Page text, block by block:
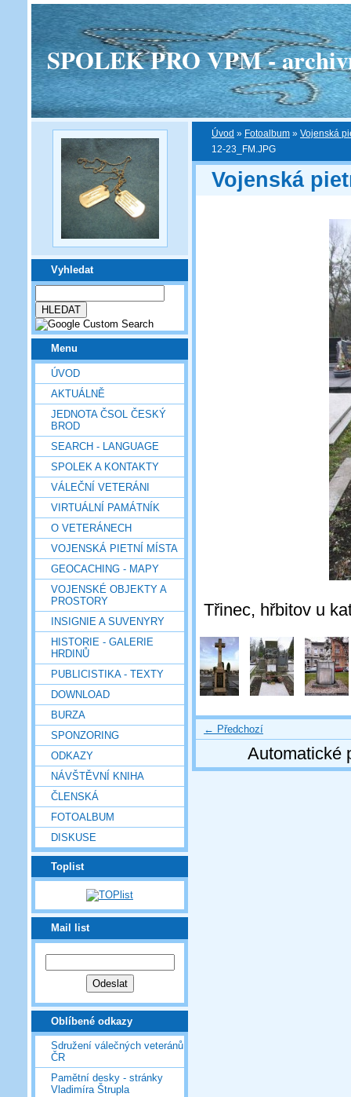
SPOLEK PRO VPM -
Vyhledat
Menu
ÚVOD
AKTUÁLNĚ
JEDNOTA ČSOL ČESKÝ
BROD
SEARCH - LANGUAGE
SPOLEK A KONTAKTY
VÁLEČNÍ VETERÁNI
VIRTUÁLNÍ PAMÁTNÍK
O VETERÁNECH
VOJENSKÁ PIETNÍ MÍSTA
GEOCACHING - MAPY
VOJENSKÉ OBJEKTY A
PROSTORY
INSIGNIE A SUVENYRY
HISTORIE - GALERIE
HRDINŮ
PUBLICISTIKA - TEXTY
DOWNLOAD
BURZA
SPONZORING
ODKAZY
NÁVŠTĚVNÍ KNIHA
ČLENSKÁ
FOTOALBUM
DISKUSE
Toplist
Mail list
Oblíbené odkazy
Sdružení válečných veteránů
ČR
Pamětní desky - stránky
Vladimíra Štrupla
Úvod » Fotoalbum » Vojenská
12-23_FM.JPG
Vojenská
Třinec, hřbitov u
← Předchozí
Automatické